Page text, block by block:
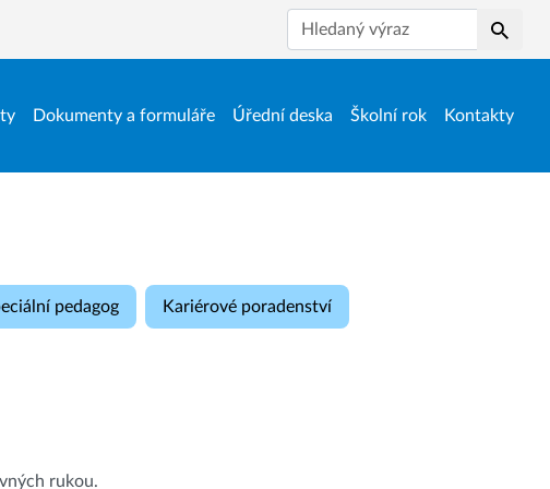
Dokumenty a formuláře Úřední deska Školní rok Kontakty
Hledat
pedagog Kariérové poradenství
rukou.